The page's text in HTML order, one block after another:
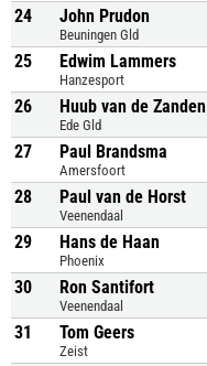
24 John Prudon
Beuningen Gld
25 Edwim Lammers
Hanzesport
26 Huub van de Zanden
Ede Gld
27 Paul Brandsma
Amersfoort
28 Paul van de Horst
Veenendaal
29 Hans de Haan
Phoenix
30 Ron Santifort
Veenendaal
31 Tom Geers
Zeist